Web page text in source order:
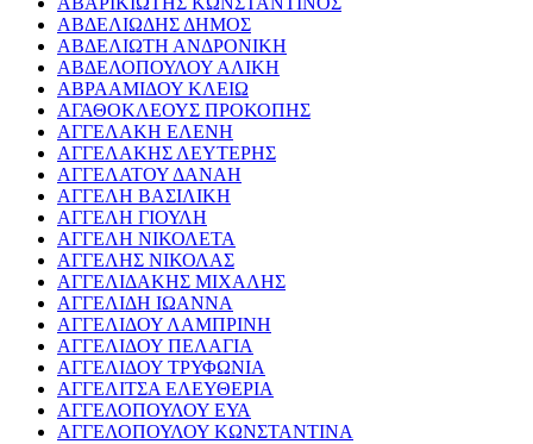
ΑΒΔΕΛΙΩΔΗΣ ΔΗΜΟΣ
ΑΒΔΕΛΙΩΤΗ ΑΝΔΡΟΝΙΚΗ
ΑΒΔΕΛΟΠΟΥΛΟΥ ΑΛΙΚΗ
ΑΒΡΑΑΜΙΔΟΥ ΚΛΕΙΩ
ΑΓΑΘΟΚΛΕΟΥΣ ΠΡΟΚΟΠΗΣ
ΑΓΓΕΛΑΚΗ ΕΛΕΝΗ
ΑΓΓΕΛΑΚΗΣ ΛΕΥΤΕΡΗΣ
ΑΓΓΕΛΑΤΟΥ ΔΑΝΑΗ
ΑΓΓΕΛΗ ΒΑΣΙΛΙΚΗ
ΑΓΓΕΛΗ ΓΙΟΥΛΗ
ΑΓΓΕΛΗ ΝΙΚΟΛΕΤΑ
ΑΓΓΕΛΗΣ ΝΙΚΟΛΑΣ
ΑΓΓΕΛΙΔΑΚΗΣ ΜΙΧΑΛΗΣ
ΑΓΓΕΛΙΔΗ ΙΩΑΝΝΑ
ΑΓΓΕΛΙΔΟΥ ΛΑΜΠΡΙΝΗ
ΑΓΓΕΛΙΔΟΥ ΠΕΛΑΓΙΑ
ΑΓΓΕΛΙΔΟΥ ΤΡΥΦΩΝΙΑ
ΑΓΓΕΛΙΤΣΑ ΕΛΕΥΘΕΡΙΑ
ΑΓΓΕΛΟΠΟΥΛΟΥ ΕΥΑ
ΑΓΓΕΛΟΠΟΥΛΟΥ ΚΩΝΣΤΑΝΤΙΝΑ